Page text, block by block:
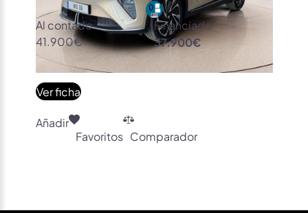
Al contado
41.900€
Financiado
37.900€
Ver ficha
Añadir
Favoritos Comparador